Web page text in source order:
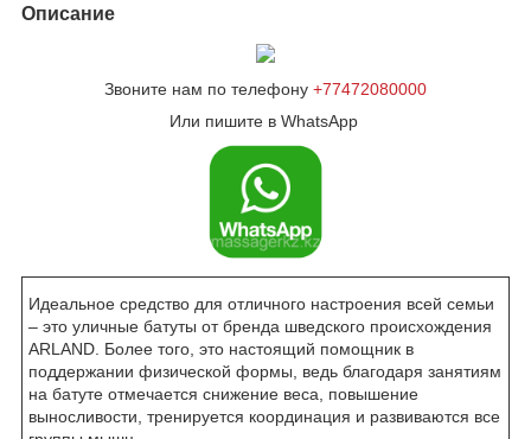
Описание
Звоните нам по телефону +77472080000
Или пишите в WhatsApp
Идеальное средство для отличного настроения всей семьи
– это уличные батуты от бренда шведского происхождения
ARLAND. Более того, это настоящий помощник в
поддержании физической формы, ведь благодаря занятиям
на батуте отмечается снижение веса, повышение
выносливости, тренируется координация и развиваются все